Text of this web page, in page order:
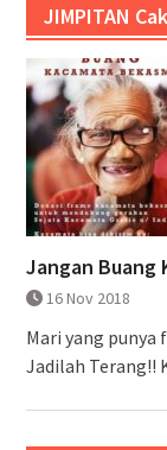
JIMPITAN
Jangan Buang
16 Nov 2018
Mari yang punya
Jadilah Terang!!